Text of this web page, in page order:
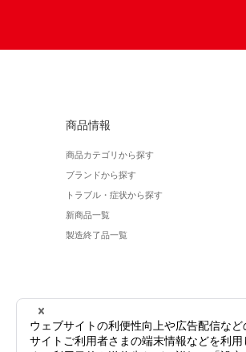
商品情報
商品カテゴリから探す
ブランドから探す
トラブル・症状から探す
新商品一覧
製造終了品一覧